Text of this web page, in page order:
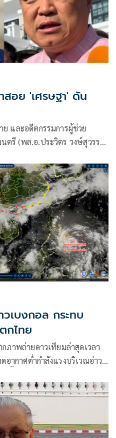
อย 'เศรษฐา' ดัน
และอดีตกรรมการผู้ช่วย
ตรี (พล.อ.ประวิตร วงษ์สุวรรณ
เบงกอล กระทบ
กไทย
ภาพถ่ายดาวเทียมล่าสุดเวลา
ากาศต่ำกำลังแรงบริเวณอ่าว